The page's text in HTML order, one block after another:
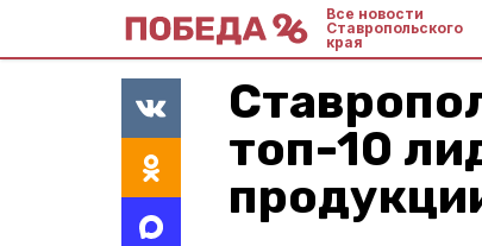
Все новости
Ставропольского
края
топ-10